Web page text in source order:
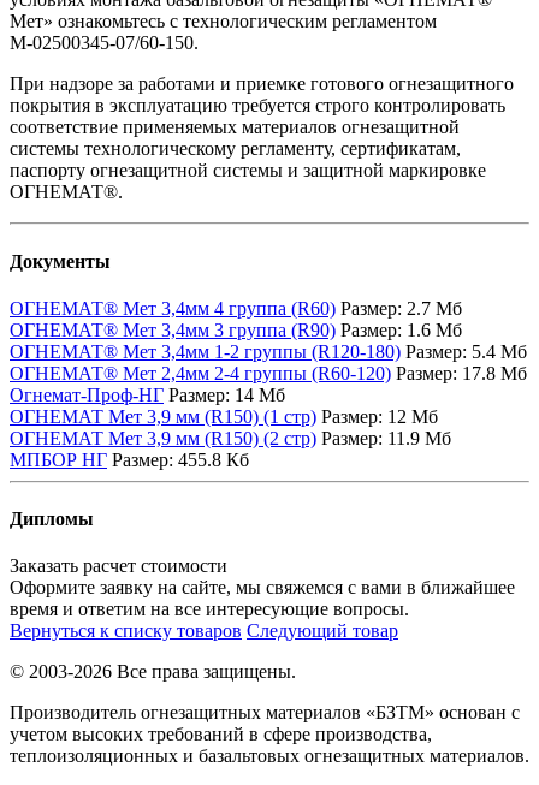
Мет» ознакомьтесь с технологическим регламентом
М-02500345-07/60-150.
При надзоре за работами и приемке готового огнезащитного
покрытия в эксплуатацию требуется строго контролировать
соответствие применяемых материалов огнезащитной
системы технологическому регламенту, сертификатам,
паспорту огнезащитной системы и защитной маркировке
ОГНЕМАТ®.
Документы
ОГНЕМАТ® Мет 3,4мм 4 группа (R60) Размер: 2.7 Мб
ОГНЕМАТ® Мет 3,4мм 3 группа (R90) Размер: 1.6 Мб
ОГНЕМАТ® Мет 3,4мм 1-2 группы (R120-180) Размер: 5.4 Мб
ОГНЕМАТ® Мет 2,4мм 2-4 группы (R60-120) Размер: 17.8 Мб
Огнемат-Проф-НГ Размер: 14 Мб
ОГНЕМАТ Мет 3,9 мм (R150) (1 стр) Размер: 12 Мб
ОГНЕМАТ Мет 3,9 мм (R150) (2 стр) Размер: 11.9 Мб
МПБОР НГ Размер: 455.8 Кб
Дипломы
Заказать расчет стоимости
Оформите заявку на сайте, мы свяжемся с вами в ближайшее
время и ответим на все интересующие вопросы.
Вернуться к списку товаров Следующий товар
© 2003-2026 Все права защищены.
Производитель огнезащитных материалов «БЗТМ» основан с
учетом высоких требований в сфере производства,
теплоизоляционных и базальтовых огнезащитных материалов.